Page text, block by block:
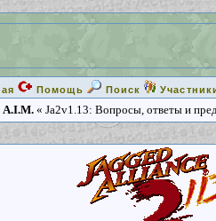
Помощь Поиск
A.I.M.« Ja2v1.13: Вопросы, ответы и